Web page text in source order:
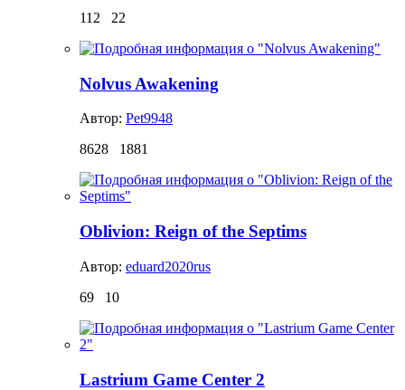
112
22
Nolvus Awakening
Автор: Pet9948
8628
1881
Oblivion: Reign of the Septims
Автор: eduard2020rus
69
10
Lastrium Game Center 2